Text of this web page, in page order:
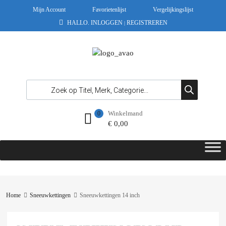
Mijn Account Favorietenlijst
Vergelijkingslijst
HALLO. INLOGGEN | REGISTREREN
Winkelmand
€0,00
0
Home Sneeuwkettingen Sneeuwkettingen 14 inch